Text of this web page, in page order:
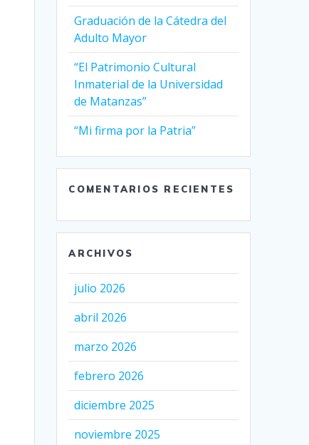
Graduación de la Cátedra del
Adulto Mayor
“El Patrimonio Cultural
Inmaterial de la Universidad
de Matanzas”
“Mi firma por la Patria”
COMENTARIOS RECIENTES
ARCHIVOS
julio 2026
abril 2026
marzo 2026
febrero 2026
diciembre 2025
noviembre 2025